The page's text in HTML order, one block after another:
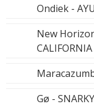
Ondiek -
New
Gø -